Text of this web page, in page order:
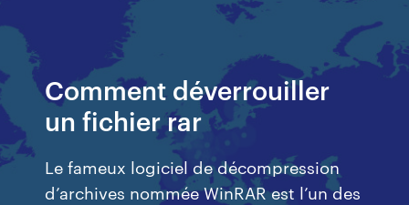
Comment déverrouiller
un fichier rar
Le fameux logiciel de décompression
d’archives nommée WinRAR est l’un des